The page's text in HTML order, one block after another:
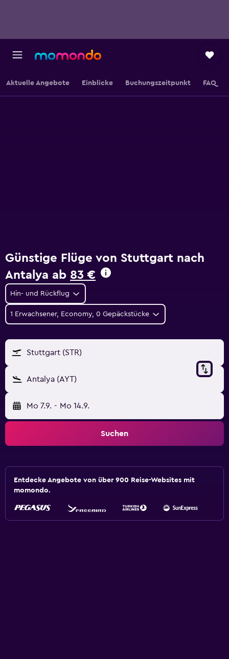
Aktuelle Angebote Einblicke Buchungszeitpunkt FAQ
Günstige Flüge von Stuttgart nach
Antalya ab 83 €
Hin- und Rückflug
1 Erwachsener, Economy, 0 Gepäckstücke
Stuttgart (STR)
Antalya (AYT)
Mo 7.9. - Mo 14.9.
Suchen
Entdecke Angebote von über 900 Reise-Websites mit
momondo.